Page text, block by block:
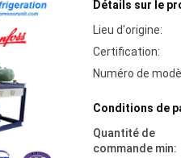
Détails sur le
Lieu d'origine:
Certification:
Numéro de
Conditions de
Quantité de
commande min: